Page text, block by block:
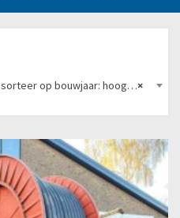
×
sorteer op bouwjaar: hoog naar laag